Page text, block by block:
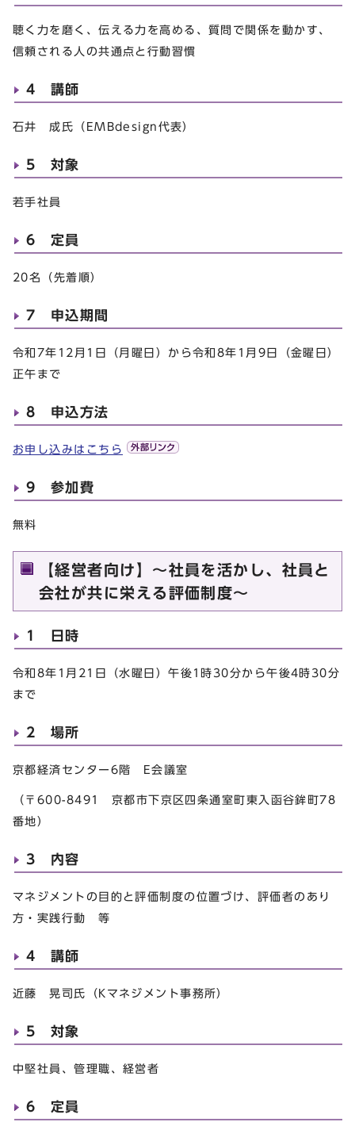
聴く力を磨く、伝える力を高める、質問で関係を動かす、
信頼される人の共通点と行動習慣
4 講師
石井 成氏（EMBdesign代表）
5 対象
若手社員
6 定員
20名（先着順）
7 申込期間
令和7年12月1日（月曜日）から令和8年1月9日（金曜日）
正午まで
8 申込方法
お申し込みはこちら
9 参加費
無料
【経営者向け】～社員を活かし、社員と
会社が共に栄える評価制度～
1 日時
令和8年1月21日（水曜日）午後1時30分から午後4時30分
まで
2 場所
京都経済センター6階 E会議室
（〒600-8491 京都市下京区四条通室町東入函谷鉾町78
番地）
3 内容
マネジメントの目的と評価制度の位置づけ、評価者のあり
方・実践行動 等
4 講師
近藤 晃司氏（Kマネジメント事務所）
5 対象
中堅社員、管理職、経営者
6 定員